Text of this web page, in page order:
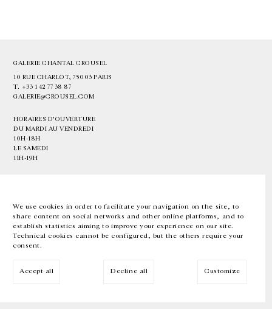
We use cookies in order to facilitate your navigation on the site, to
share content on social networks and other online platforms, and to
establish statistics aiming to improve your experience on our site.
Technical cookies cannot be configured, but the others require your
consent.
Accept all Decline all Customize
GALERIE CHANTAL CROUSEL
10 RUE CHARLOT, 75003 PARIS
T. +33 1 42 77 38 87
GALERIE@CROUSEL.COM
HORAIRES D'OUVERTURE
DU MARDI AU VENDREDI
10H-18H
LE SAMEDI
11H-19H
EN FR 中文 Facebook Instagram
Inscrivez-vous à notre newsletter